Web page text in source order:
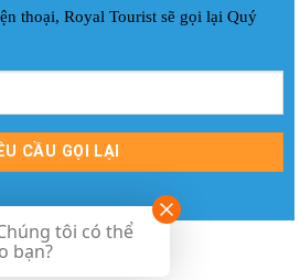
thoại, Royal Tourist sẽ gọi lại Quý
tôi có thể
bạn?